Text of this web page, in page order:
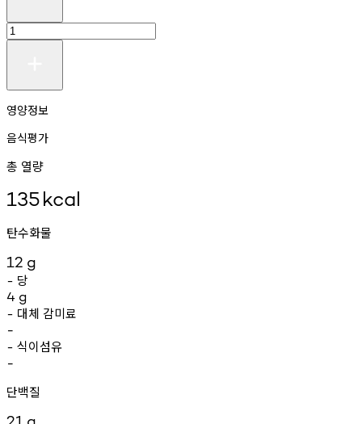
영양정보
음식평가
총 열량
135kcal
탄수화물
12 g
- 당
4 g
- 대체 감미료
-
- 식이섬유
-
단백질